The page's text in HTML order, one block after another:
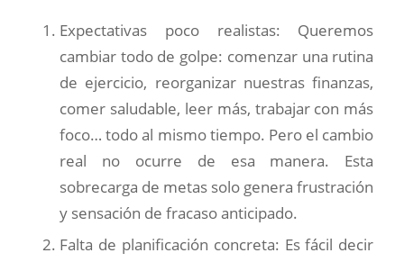
Expectativas poco realistas: Queremos
cambiar todo de golpe: comenzar una rutina
de ejercicio, reorganizar nuestras finanzas,
comer saludable, leer más, trabajar con más
foco… todo al mismo tiempo. Pero el cambio
real no ocurre de esa manera. Esta
sobrecarga de metas solo genera frustración
y sensación de fracaso anticipado.
Falta de planificación concreta: Es fácil decir